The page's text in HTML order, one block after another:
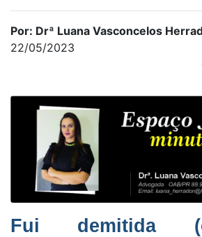
Por: Drª Luana Vasconcelos
22/05/2023
Fui demitida